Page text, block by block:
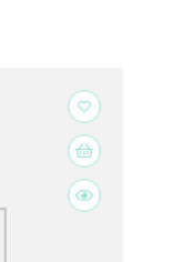
favorite_border